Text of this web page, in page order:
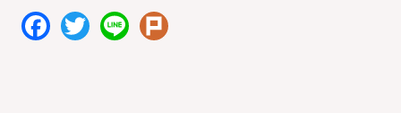
F
a
T
w
Li
n